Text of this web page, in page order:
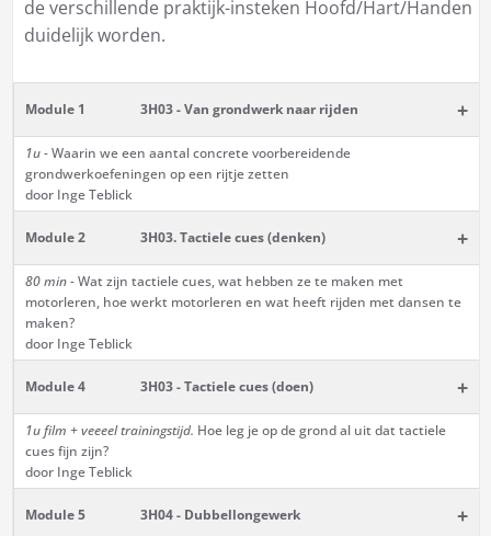
de verschillende praktijk-insteken Hoofd/Hart/Handen
duidelijk worden.
Module 1 3H03 - Van grondwerk naar rijden +
1u -Waarin we een aantal concrete voorbereidende
grondwerkoefeningen op een rijtje zetten
door Inge Teblick
Module 2 3H03. Tactiele cues (denken) +
80 min -Wat zijn tactiele cues, wat hebben ze te maken met
motorleren, hoe werkt motorleren en wat heeft rijden met dansen te
maken?
door Inge Teblick
Module 4 3H03 - Tactiele cues (doen) +
1u film + veeeel trainingstijd. Hoe leg je op de grond al uit dat tactiele
cues fijn zijn?
door Inge Teblick
Module 5 3H04 - Dubbellongewerk +